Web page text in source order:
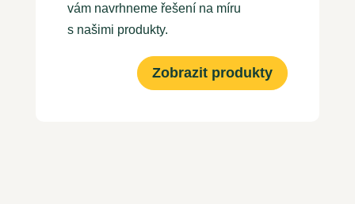
vám navrhneme řešení na míru
s našimi produkty.
Zobrazit produkty